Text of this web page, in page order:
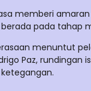
memberi
berada pada tahap
menuntut
Paz, rundingan